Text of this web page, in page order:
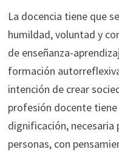
La docencia tiene que
humildad, voluntad y
de enseñanza-
formación
intención de crear
profesión docente
dignificación, necesaria
personas, con